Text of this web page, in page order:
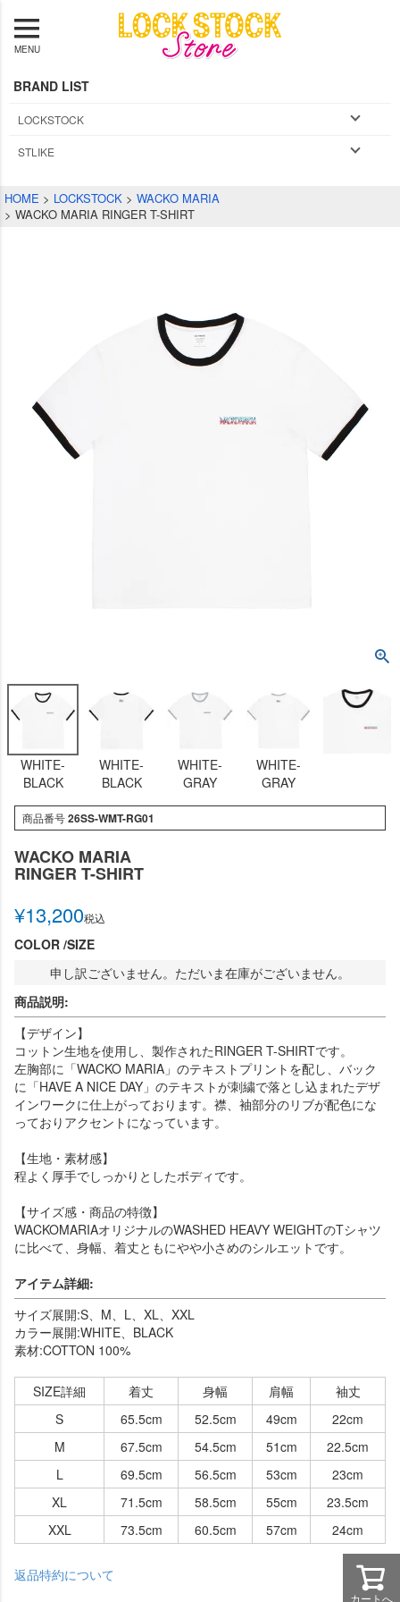
MENU
BRAND LIST
LOCKSTOCK
STLIKE
HOME LOCKSTOCK
WACKO MARIA
WACKO MARIA RINGER T-SHIRT
WHITE-
BLACK
WHITE-
BLACK
WHITE-
GRAY
WHITE-
GRAY
商品番号26SS-WMT-RG01
WACKO MARIA
RINGER T-SHIRT
¥13,200税込
COLOR SIZE
申し訳ございません。ただいま在庫がございません。
商品説明:
【デザイン】
コットン生地を使用し、製作されたRINGER T-SHIRTです。
左胸部に「WACKO MARIA」のテキストプリントを配し、バック
に「HAVE A NICE DAY」のテキストが刺繍で落とし込まれたデザ
インワークに仕上がっております。襟、袖部分のリブが配色にな
っておりアクセントになっています。
【生地・素材感】
程よく厚手でしっかりとしたボディです。
【サイズ感・商品の特徴】
WACKOMARIAオリジナルのWASHED HEAVY WEIGHTのTシャツ
に比べて、身幅、着丈ともにやや小さめのシルエットです。
アイテム詳細:
サイズ展開:S、M、L、XL、XXL
カラー展開:WHITE、BLACK
素材:COTTON 100%
SIZE詳細 着丈 身幅 肩幅
袖丈
S
65.5cm 52.5cm 49cm
22cm
M
67.5cm 54.5cm 51cm
22.5cm
L
69.5cm 56.5cm 53cm
23cm
XL
71.5cm 58.5cm 55cm
23.5cm
XXL
73.5cm 60.5cm 57cm 24cm
返品特約について
カートへ